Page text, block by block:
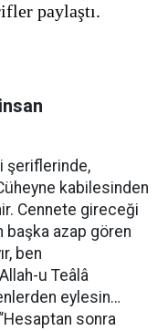
paylaştı.
şeriflerinde,
kabilesinden
Cennete gireceği
başka azap gören
ben
u Teâlâ
eylesin…
sonra